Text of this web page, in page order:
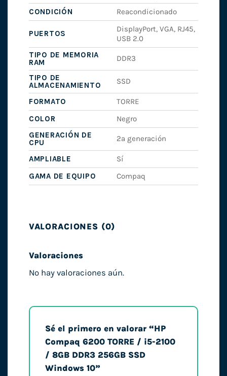
CONDICIÓN
Reacondicionado
PUERTOS
DisplayPort, VGA, RJ45,
USB 2.0
TIPO DE MEMORIA
RAM
DDR3
TIPO DE
ALMACENAMIENTO
SSD
FORMATO
TORRE
COLOR
Negro
GENERACIÓN DE
CPU
2ª generación
AMPLIABLE
Sí
GAMA DE EQUIPO
Compaq
VALORACIONES (0)
Valoraciones
No hay valoraciones aún.
Sé el primero en valorar “HP
Compaq 6200 TORRE / i5-2100
/ 8GB DDR3 256GB SSD
Windows 10”